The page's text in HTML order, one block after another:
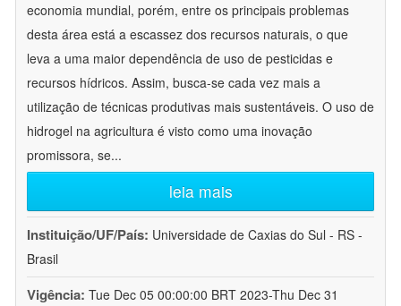
economia mundial, porém, entre os principais problemas
desta área está a escassez dos recursos naturais, o que
leva a uma maior dependência de uso de pesticidas e
recursos hídricos. Assim, busca-se cada vez mais a
utilização de técnicas produtivas mais sustentáveis. O uso de
hidrogel na agricultura é visto como uma inovação
promissora, se...
leia mais
Instituição/UF/País: Universidade de Caxias do Sul - RS -
Brasil
Vigência: Tue Dec 05 00:00:00 BRT 2023-Thu Dec 31